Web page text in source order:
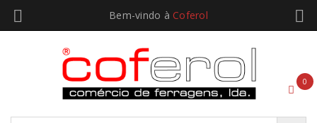
Bem-vindo à Coferol
0